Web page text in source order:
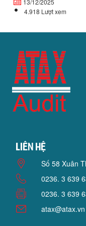
13/12/2025
4.918 Lượt xem
Liên hệ
Số 58 Xuân
0236. 3 639
0236. 3 639
atax@atax.vn